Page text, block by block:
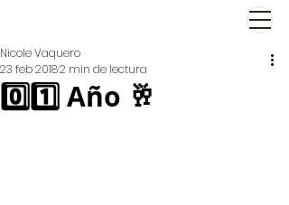
0️⃣1️⃣ Año 🥂
Nicole Vaquero
23 feb 20182 min de lectura